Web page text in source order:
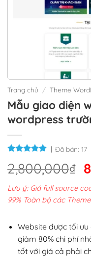
Trang chủ / Theme
Mẫu giao diện
wordpress
Đã bán: 17
2,800,000₫
Lưu ý: Giá full source
99% Toàn bộ các
Website được tối
giảm 80% chi phí
tốt với giá cả phải